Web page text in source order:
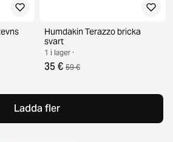
Humdakin Terazzo bricka
svart
1 i lager ·
35 € 59 €
Ladda fler